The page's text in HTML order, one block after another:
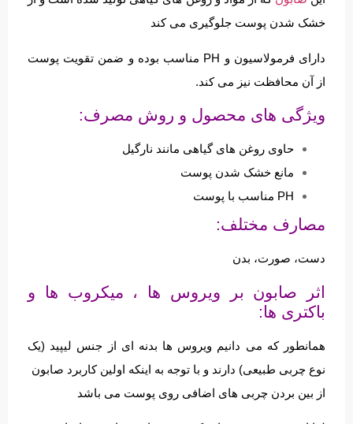
خشک شدن پوست جلوگیری می کند
دارای فرمولاسیون و PH مناسب بوده و ضمن تقویت پوست
از آن محافظت نیز می کند.
ویژگی های محصول و روش مصرف:
حاوی روغن های گیاهی مانند نارگیل
مانع خشک شدن پوست
PH مناسب با پوست
مصارف مختلف:
دست، صورت، بدن
اثر صابون بر ویروس ها ، میکروب ها و
باکتری ها:
همانطور که می دانیم ویروس ها بدنه ای از جنس لیپید (یک
نوع چربی طبیعی) دارند و با توجه به اینکه اولین کاربرد صابون
از بین بردن چربی های اضافی روی پوست می باشد